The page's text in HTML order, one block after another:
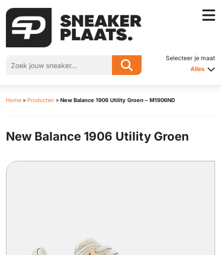
Selecteer je maat
Alles
Home » Producten » New Balance 1906 Utility Groen – M1906ND
New Balance 1906 Utility Groen